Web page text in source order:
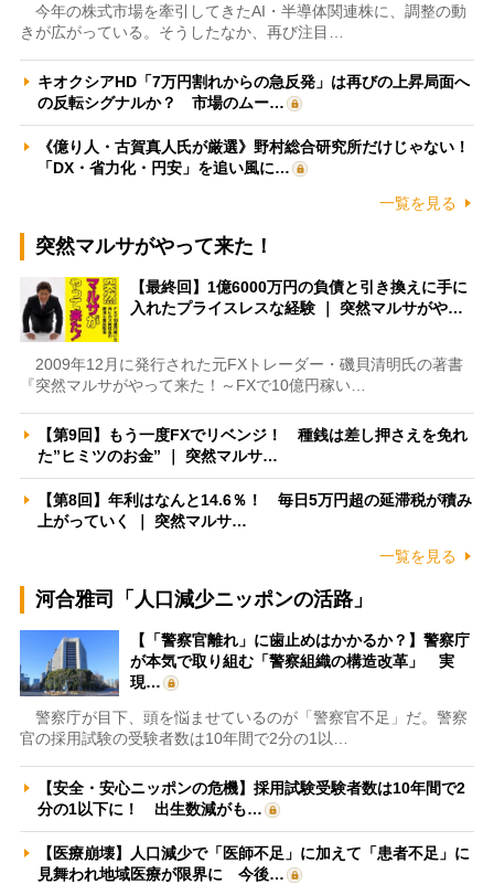
今年の株式市場を牽引してきたAI・半導体関連株に、調整の動
きが広がっている。そうしたなか、再び注目…
キオクシアHD「7万円割れからの急反発」は再びの上昇局面へ
の反転シグナルか？ 市場のムー…
《億り人・古賀真人氏が厳選》野村総合研究所だけじゃない！
「DX・省力化・円安」を追い風に…
一覧を見る
突然マルサがやって来た！
【最終回】1億6000万円の負債と引き換えに手に
入れたプライスレスな経験 ｜ 突然マルサがや…
2009年12月に発行された元FXトレーダー・磯貝清明氏の著書
『突然マルサがやって来た！～FXで10億円稼い…
【第9回】もう一度FXでリベンジ！ 種銭は差し押さえを免れ
た”ヒミツのお金” ｜ 突然マルサ…
【第8回】年利はなんと14.6％！ 毎日5万円超の延滞税が積み
上がっていく ｜ 突然マルサ…
一覧を見る
河合雅司「人口減少ニッポンの活路」
【「警察官離れ」に歯止めはかかるか？】警察庁
が本気で取り組む「警察組織の構造改革」 実
現…
警察庁が目下、頭を悩ませているのが「警察官不足」だ。警察
官の採用試験の受験者数は10年間で2分の1以…
【安全・安心ニッポンの危機】採用試験受験者数は10年間で2
分の1以下に！ 出生数減がも…
【医療崩壊】人口減少で「医師不足」に加えて「患者不足」に
見舞われ地域医療が限界に 今後…